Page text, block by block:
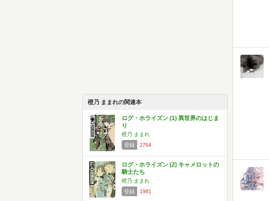
橙乃 ままれの関連本
ログ・ホライズン (1) 異世界のはじま
り
橙乃 ままれ
登録
2764
ログ・ホライズン (2) キャメロットの
騎士たち
橙乃 ままれ
登録
1981